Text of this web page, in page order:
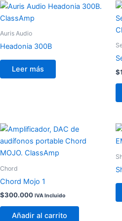
Auris Audio
Headonia 300B
Leer más $
Chord
Chord Mojo 1
$300.000 IVA Incluido
Añadir al carrito